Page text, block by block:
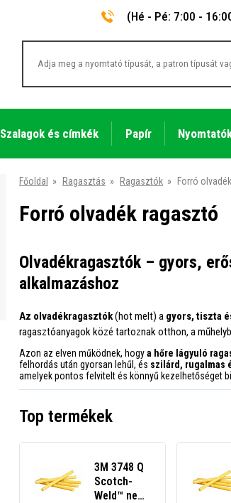
(Hé - Pé: 7:00 -
Szalagok és címkék Papír
Főoldal » Ragasztás » Ragasztók » Forró
Forró olvadék ragasztó
Olvadékragasztók – gyors,
alkalmazáshoz
Az olvadékragasztók(hot melt) a gyors, tiszta
ragasztóanyagok közé tartoznak otthon, a
Azon az elven működnek, hogya hőre lágyuló
felhordás után gyorsan lehűl, és szilárd, rugalmas
amelyek pontos felvitelt és könnyű kezelhetőséget
Top termékek
3M 3748 Q
Scotch-
Weld™ nem